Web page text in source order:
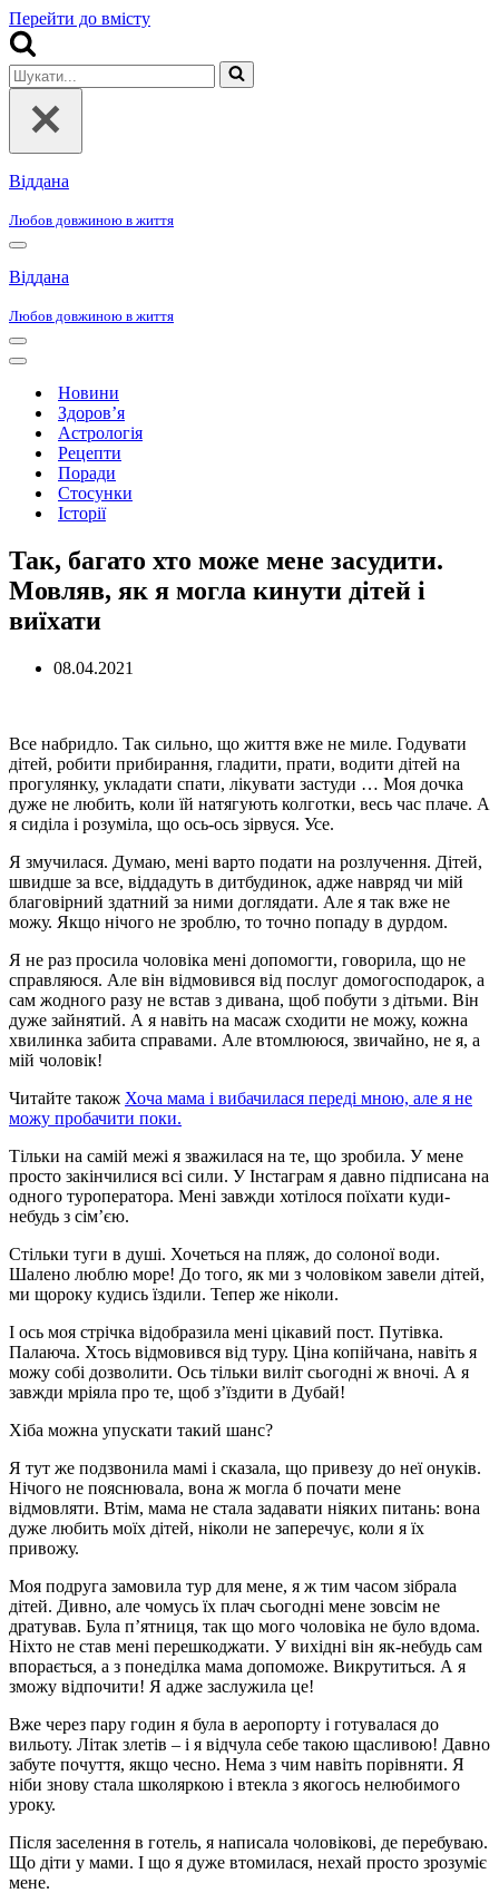
Перейти до вмісту
Шукати...
Віддана
Любов довжиною в життя
Меню
навігації
Віддана
Любов довжиною в життя
Меню
навігації
Меню
навігаціїНовини
Здоров’я
Астрологія
Рецепти
Поради
Стосунки
Історії
Так, багато хто може мене засудити.
Мовляв, як я могла кинути дітей і
виїхати
08.04.2021
Все набридло. Так сильно, що життя вже не миле. Годувати
дітей, робити прибирання, гладити, прати, водити дітей на
прогулянку, укладати спати, лікувати застуди … Моя дочка
дуже не любить, коли їй натягують колготки, весь час плаче. А
я сиділа і розуміла, що ось-ось зірвуся. Усе.
Я змучилася. Думаю, мені варто подати на розлучення. Дітей,
швидше за все, віддадуть в дитбудинок, адже навряд чи мій
благовірний здатний за ними доглядати. Але я так вже не
можу. Якщо нічого не зроблю, то точно попаду в дурдом.
Я не раз просила чоловіка мені допомогти, говорила, що не
справляюся. Але він відмовився від послуг домогосподарок, а
сам жодного разу не встав з дивана, щоб побути з дітьми. Він
дуже зайнятий. А я навіть на масаж сходити не можу, кожна
хвилинка забита справами. Але втомлююся, звичайно, не я, а
мій чоловік!
Читайте також Хоча мама і вибачилася переді мною, але я не
можу пробачити поки.
Тільки на самій межі я зважилася на те, що зробила. У мене
просто закінчилися всі сили. У Інстаграм я давно підписана на
одного туроператора. Мені завжди хотілося поїхати куди-
небудь з сім’єю.
Стільки туги в душі. Хочеться на пляж, до солоної води.
Шалено люблю море! До того, як ми з чоловіком завели дітей,
ми щороку кудись їздили. Тепер же ніколи.
І ось моя стрічка відобразила мені цікавий пост. Путівка.
Палаюча. Хтось відмовився від туру. Ціна копійчана, навіть я
можу собі дозволити. Ось тільки виліт сьогодні ж вночі. А я
завжди мріяла про те, щоб з’їздити в Дубай!
Хіба можна упускати такий шанс?
Я тут же подзвонила мамі і сказала, що привезу до неї онуків.
Нічого не пояснювала, вона ж могла б почати мене
відмовляти. Втім, мама не стала задавати ніяких питань: вона
дуже любить моїх дітей, ніколи не заперечує, коли я їх
привожу.
Моя подруга замовила тур для мене, я ж тим часом зібрала
дітей. Дивно, але чомусь їх плач сьогодні мене зовсім не
дратував. Була п’ятниця, так що мого чоловіка не було вдома.
Ніхто не став мені перешкоджати. У вихідні він як-небудь сам
впорається, а з понеділка мама допоможе. Викрутиться. А я
зможу відпочити! Я адже заслужила це!
Вже через пару годин я була в аеропорту і готувалася до
вильоту. Літак злетів – і я відчула себе такою щасливою! Давно
забуте почуття, якщо чесно. Нема з чим навіть порівняти. Я
ніби знову стала школяркою і втекла з якогось нелюбимого
уроку.
Після заселення в готель, я написала чоловікові, де перебуваю.
Що діти у мами. І що я дуже втомилася, нехай просто зрозуміє
мене.